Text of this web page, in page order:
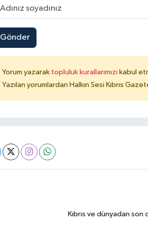
Gönder
Yorum yazarak topluluk kurallarımızı kabul
Yazılan yorumlardan Halkın Sesi Kıbrıs
Kıbrıs ve dünyadan